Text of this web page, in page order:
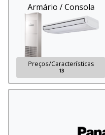
Armário / Consola
Preços/Características
13